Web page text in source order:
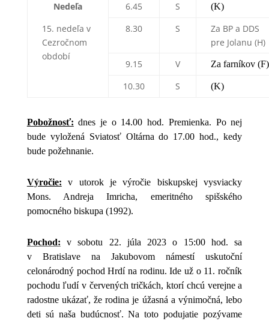
Nedeľa
15. nedeľa v
Cezročnom
období
6.45 S (K)
8.30 S
Za BP a DDS
pre Jolanu (H)
9.15
V Za farníkov (F)
10.30 S (K)
Pobožnosť: dnes je o 14.00 hod. Premienka. Po nej
bude vyložená Sviatosť Oltárna do 17.00 hod., kedy
bude požehnanie.
Výročie: v utorok je výročie biskupskej vysviacky
Mons. Andreja Imricha, emeritného spišského
pomocného biskupa (1992).
Pochod: v sobotu 22. júla 2023 o 15:00 hod. sa
v Bratislave na Jakubovom námestí uskutoční
celonárodný pochod Hrdí na rodinu. Ide už o 11. ročník
pochodu ľudí v červených tričkách, ktorí chcú verejne a
radostne ukázať, že rodina je úžasná a výnimočná, lebo
deti sú naša budúcnosť. Na toto podujatie pozývame